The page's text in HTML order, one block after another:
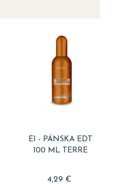
EI - PÁNSKA EDT
100 ML TERRE
4,29 €